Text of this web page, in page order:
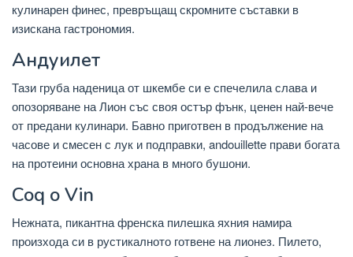
кулинарен финес, превръщащ скромните съставки в
изискана гастрономия.
Андуилет
Тази груба наденица от шкембе си е спечелила слава и
опозоряване на Лион със своя остър фънк, ценен най-вече
от предани кулинари. Бавно приготвен в продължение на
часове и смесен с лук и подправки, andouillette прави богата
на протеини основна храна в много бушони.
Coq o Vin
Нежната, пикантна френска пилешка яхния намира
произхода си в рустикалното готвене на лионез. Пилето,